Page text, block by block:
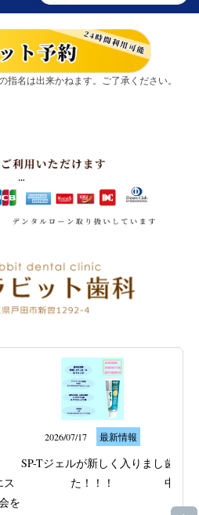
名は出来かねます。ご了承ください。
ス
を
2026/07/17 最新情報
SP-Tジェルが新しく入りまし
た！！！
歯ぐ
中の